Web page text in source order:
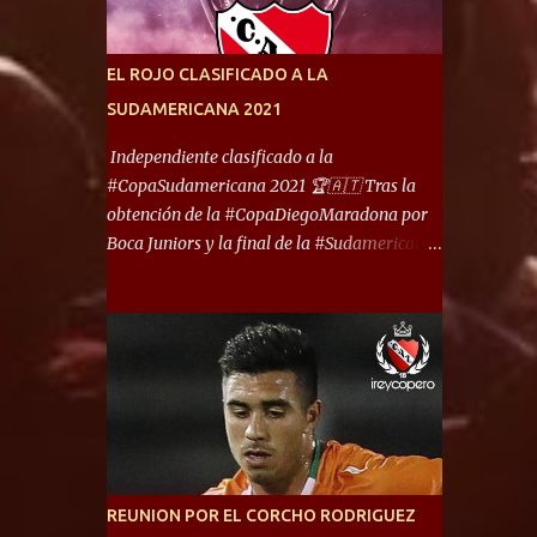
ello son protagonistas de un clásico de los
transitó por la primera división del fútbol
local durante muchos años. Dock Sud es otro
de los que comparten esas tierras, aunque el
foco de atención es la convivencia
Independiente - Racing. “No encuentro, más
reúna tantos logros deportivos, tantos
clubes y tanta gente en este deporte”,
afirmó Facundo Moyano. “Creo que
EL ROJO CLASIFICADO A LA
SUDAMERICANA 2021
Independiente clasificado a la
#CopaSudamericana 2021 🏆🇦🇹 Tras la
obtención de la #CopaDiegoMaradona por
Boca Juniors y la final de la #Sudamericana
Defensa y Justicia o Lanús, dadas estás dos
condiciones el Rey de Copas se clasifica a la
Copa Sudamericana de este 2021. En este
año, la Sudamericana sufrirá modificaciones
en su formato, que iniciará en fase de grupos
con 6 partidos, de los cuales sólo los
primeros de cada grupo jugarán los 8vos.
REUNION POR EL CORCHO RODRIGUEZ